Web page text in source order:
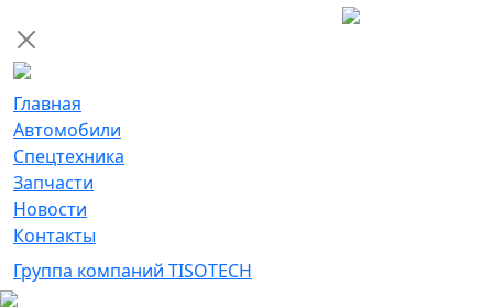
Главная
Автомобили
Спецтехника
Запчасти
Новости
Контакты
Группа компаний TISOTECH